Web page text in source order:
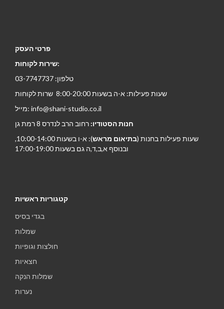
פרטי העסק
שירות לקוחות:
טלפון: 03-7747737
שעות פעילות: א-ה בשעות 8:00-20:00 שרות לקוחות
מייל: info@shani-studio.co.il
חנות הסטודיו: רחוב הרב לנדרס 8 רמת גן
שעות פעילות בחנות (בתיאום מראש
): א-ו בשעות 10:00-14:00,
ובנוסף א,ב,ד,ה גם בשעות 17:00-19:00
קטגוריות ראשיות
בגדי בסיס
שמלות
חולצות וגופיות
חצאיות
שמלות הנקה
נערות